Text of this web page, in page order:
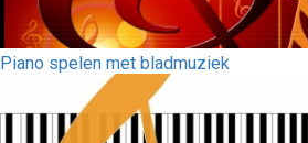
Piano spelen met bladmuziek